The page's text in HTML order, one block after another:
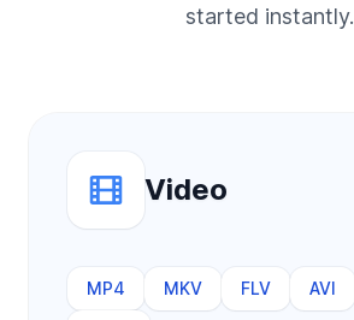
started instantly.
Video
MP4 MKV FLV AVI